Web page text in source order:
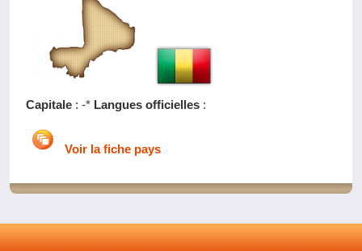
Capitale : -* Langues officielles :
Voir la fiche pays